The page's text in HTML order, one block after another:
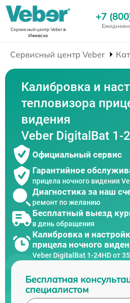
Сервисный центр Veberв
Ижевске
+7
Сервисный центр Veber
Калибровка и
тепловизора
видения
Veber DigitalBat 1-
Официальный сервис
Гарантийное
прицела ночного видения
Диагностика за наш
ремонт по желанию
Бесплатный выезд
в день обращения
Калибровка и
прицела ночного
Veber DigitalBat 1-24HD от
Бесплатная
специалистом